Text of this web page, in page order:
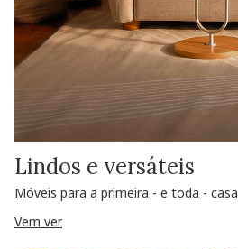
Lindos e versáteis
Móveis para a primeira - e toda - casa
Vem ver